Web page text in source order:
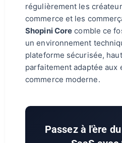
régulièrement les
commerce et les
Shopini Core comble ce
un environnement
plateforme sécurisée,
parfaitement adaptée aux
commerce moderne.
Passez à l'ère